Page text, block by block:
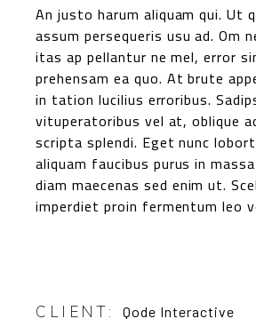
An justo harum aliquam qui. Ut
assum persequeris usu ad. Om
itas ap pellantur ne mel, error
prehensam ea quo. At brute
in tation lucilius erroribus.
vituperatoribus vel at, oblique
scripta splendi. Eget nunc
aliquam faucibus purus in
diam maecenas sed enim ut.
imperdiet proin fermentum leo
CLIENT: Qode Interactive